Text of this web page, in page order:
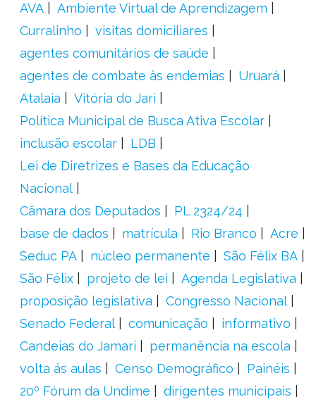
AVA
Ambiente Virtual de Aprendizagem
Curralinho
visitas domiciliares
agentes comunitários de saúde
agentes de combate às endemias
Uruará
Atalaia
Vitória do Jari
Política Municipal de Busca Ativa Escolar
inclusão escolar
LDB
Lei de Diretrizes e Bases da Educação
Nacional
Câmara dos Deputados
PL 2324/24
base de dados
matrícula Rio Branco
Acre
Seduc PA
núcleo permanente
São Félix BA
São Félix
projeto de lei
Agenda Legislativa
proposição legislativa
Congresso Nacional
Senado Federal
comunicação
informativo
Candeias do Jamari
permanência na escola
volta ás aulas
Censo Demográfico
Painéis
20º Fórum da Undime
dirigentes municipais